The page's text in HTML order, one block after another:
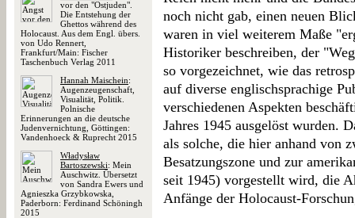
vor den "Ostjuden".
Die Entstehung der
Ghettos während des
Holocaust. Aus dem Engl. übers.
von Udo Rennert,
Frankfurt/Main: Fischer
Taschenbuch Verlag 2011
Hannah Maischein:
Augenzeugenschaft,
Visualität, Politik.
Polnische
Erinnerungen an die deutsche
Judenvernichtung, Göttingen:
Vandenhoeck & Ruprecht 2015
Władysław
Bartoszewski: Mein
Auschwitz. Übersetzt
von Sandra Ewers und
Agnieszka Grzybkowska,
Paderborn: Ferdinand Schöningh
2015
noch nicht gab, einen neuen
waren in viel weiterem Maße
Historiker beschreiben, der
so vorgezeichnet, wie das
auf diverse englischsprachige
verschiedenen Aspekten
Jahres 1945 ausgelöst wurden.
als solche, die hier anhand von
Besatzungszone und zur
seit 1945) vorgestellt wird, die
Anfänge der Holocaust-